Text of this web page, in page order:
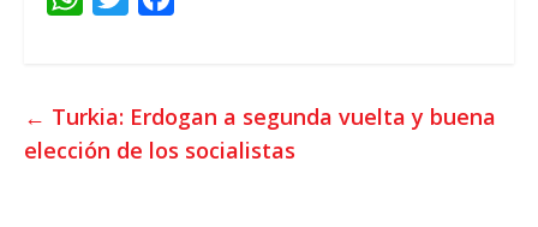
t
s
t
t
b
← Turkia: Erdogan a segunda vuelta y buena
elección de los socialistas